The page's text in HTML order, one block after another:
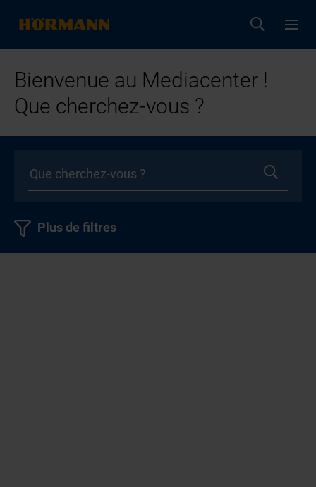
Bienvenue au Mediacenter !
Que cherchez-vous ?
Plus de filtres